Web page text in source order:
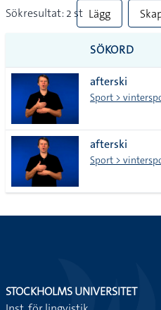
Sökresultat: 2 st Lägg
till
alla i
lista
SÖKORD
afterski
Sport >
afterski
Sport >
STOCKHOLMS UNIVERSITET